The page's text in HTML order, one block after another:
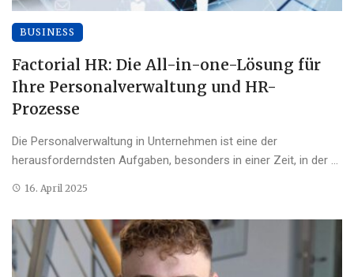
BUSINESS
Factorial HR: Die All-in-one-Lösung für
Ihre Personalverwaltung und HR-
Prozesse
Die Personalverwaltung in Unternehmen ist eine der
herausforderndsten Aufgaben, besonders in einer Zeit, in der ...
16. April 2025